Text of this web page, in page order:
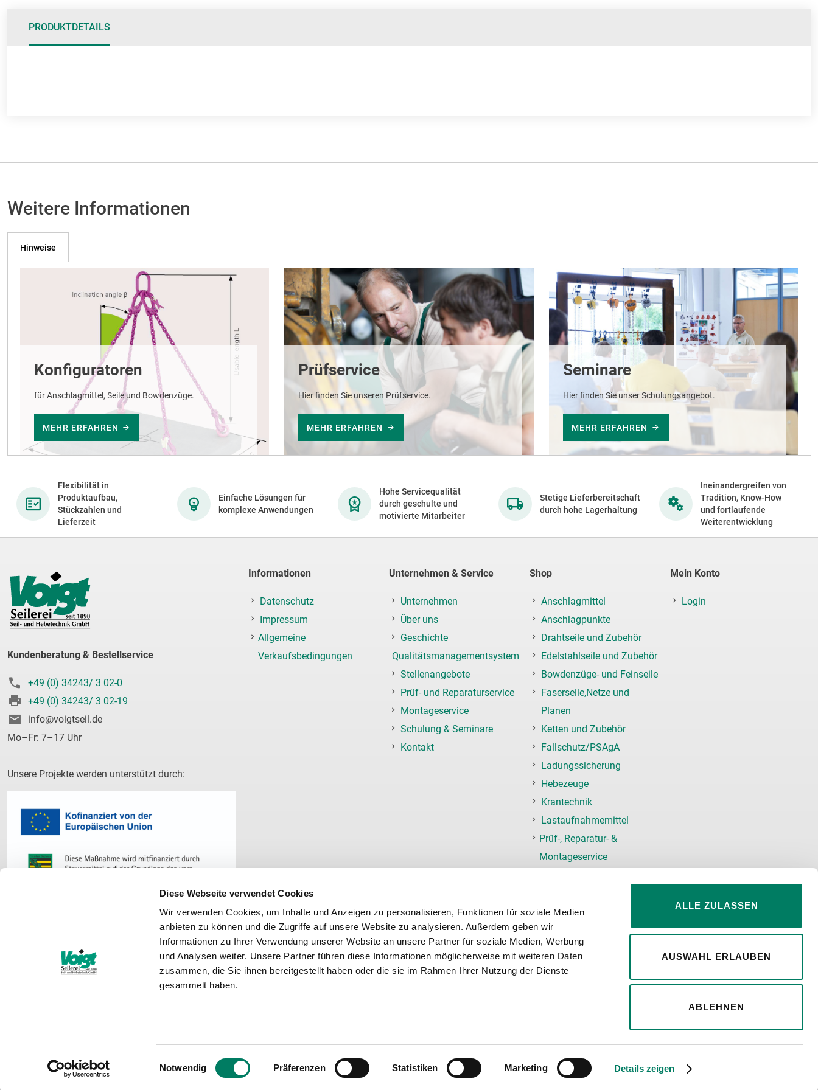
Diese Webseite verwendet Cookies
Wir verwenden Cookies, um Inhalte und Anzeigen zu personalisieren, Funktionen für soziale Medien
anbieten zu können und die Zugriffe auf unsere Website zu analysieren. Außerdem geben wir
Informationen zu Ihrer Verwendung unserer Website an unsere Partner für soziale Medien, Werbung
und Analysen weiter. Unsere Partner führen diese Informationen möglicherweise mit weiteren Daten
zusammen, die Sie ihnen bereitgestellt haben oder die sie im Rahmen Ihrer Nutzung der Dienste
gesammelt haben.
Einwilligungsauswahl
Notwendig Präferenzen Statistiken Marketing Details zeigen
ALLE ZULASSEN
AUSWAHL ERLAUBEN
ABLEHNEN
PRODUKTDETAILS
Weitere Informationen
Hinweise
Konfiguratoren
für Anschlagmittel, Seile und Bowdenzüge.
MEHR ERFAHREN
Prüfservice
Hier finden Sie unseren Prüfservice.
MEHR ERFAHREN
Seminare
Hier finden Sie unser Schulungsangebot.
MEHR ERFAHREN
Flexibilität in
Produktaufbau,
Stückzahlen und
Lieferzeit
Einfache Lösungen für
komplexe Anwendungen
Hohe Servicequalität
durch geschulte und
motivierte Mitarbeiter
Stetige Lieferbereitschaft
durch hohe Lagerhaltung
Ineinandergreifen von
Tradition, Know-How
und fortlaufende
Weiterentwicklung
Kundenberatung & Bestellservice
+49 (0) 34243/ 3 02-0
+49 (0) 34243/ 3 02-19
info@voigtseil.de
Mo–Fr: 7–17 Uhr
Unsere Projekte werden unterstützt durch:
Informationen
Datenschutz
Impressum
Allgemeine
Verkaufsbedingungen
Unternehmen & Service
Unternehmen
Über uns
Geschichte
Qualitätsmanagementsystem
Stellenangebote
Prüf- und Reparaturservice
Montageservice
Schulung & Seminare
Kontakt
Shop
Anschlagmittel
Anschlagpunkte
Drahtseile und Zubehör
Edelstahlseile und Zubehör
Bowdenzüge- und Feinseile
Faserseile,Netze und
Planen
Ketten und Zubehör
Fallschutz/PSAgA
Ladungssicherung
Hebezeuge
Krantechnik
Lastaufnahmemittel
Prüf-, Reparatur- &
Montageservice
Mein Konto
Login
Wir versenden mit: Zahlungsmöglichkeiten
Rechnung
Aktualität oder Qualität und jederzeitige Verfügbarkeit der bereit gestellten Informationen wird jedoch keine Gewähr übernommen.